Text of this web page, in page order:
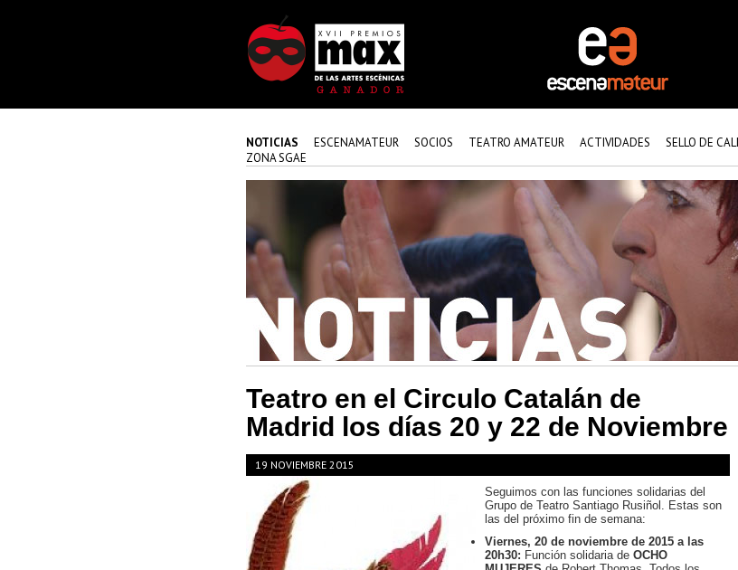
NOTICIAS
ESCENAMATEUR SOCIOS TEATRO AMATEUR ACTIVIDADES SELLO DE
ZONA SGAE
Teatro en el Circulo Catalán de
Madrid los días 20 y 22 de Noviembre
19 NOVIEMBRE 2015
Seguimos con las funciones solidarias del
Grupo de Teatro Santiago Rusiñol. Estas son
las del próximo fin de semana:
Viernes, 20 de noviembre de 2015 a las
20h30: Función solidaria de OCHO